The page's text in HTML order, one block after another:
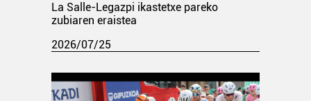
La Salle-Legazpi ikastetxe pareko
zubiaren eraistea
2026/07/25